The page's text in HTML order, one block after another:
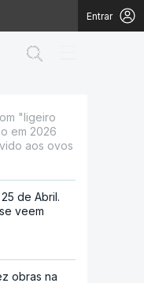
Entrar
"ligeiro
em 2026
aos ovos
de Abril.
veem
obras na